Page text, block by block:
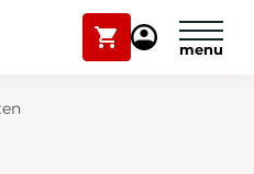
Winkelwagen
Mijn